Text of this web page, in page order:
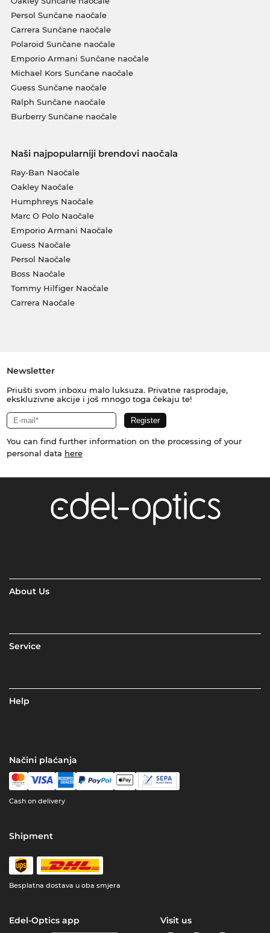
Persol Sunčane naočale
Carrera Sunčane naočale
Polaroid Sunčane naočale
Emporio Armani Sunčane naočale
Michael Kors Sunčane naočale
Guess Sunčane naočale
Ralph Sunčane naočale
Burberry Sunčane naočale
Naši najpopularniji brendovi naočala
Ray-Ban Naočale
Oakley Naočale
Humphreys Naočale
Marc O Polo Naočale
Emporio Armani Naočale
Guess Naočale
Persol Naočale
Boss Naočale
Tommy Hilfiger Naočale
Carrera Naočale
Newsletter
Priušti svom inboxu malo luksuza. Privatne rasprodaje,
ekskluzivne akcije i još mnogo toga čekaju te!
You can find further information on the processing of your
personal data here
About Us
Service
Help
Načini plaćanja
Cash on delivery
Shipment
Besplatna dostava u oba smjera
Edel-Optics app Visit us